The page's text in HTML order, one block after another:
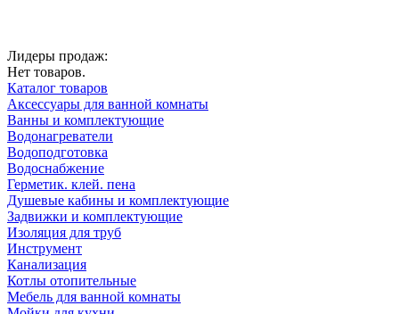
Лидеры продаж:
Нет товаров.
Каталог товаров
Аксессуары для ванной комнаты
Ванны и комплектующие
Водонагреватели
Водоподготовка
Водоснабжение
Герметик. клей. пена
Душевые кабины и комплектующие
Задвижки и комплектующие
Изоляция для труб
Инструмент
Канализация
Котлы отопительные
Мебель для ванной комнаты